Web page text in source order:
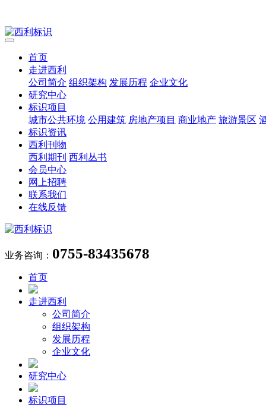
首页
走进西利
公司简介 组织架构 发展历程 企业文化
研究中心
标识项目
城市公共环境 公用建筑 房地产项目 商业地产 旅游景区
标识资讯
西利刊物
西利期刊 西利丛书
会员中心
网上招聘
联系我们
在线反馈
业务咨询： 0755-83435678
首页
走进西利
公司简介
组织架构
发展历程
企业文化
研究中心
标识项目